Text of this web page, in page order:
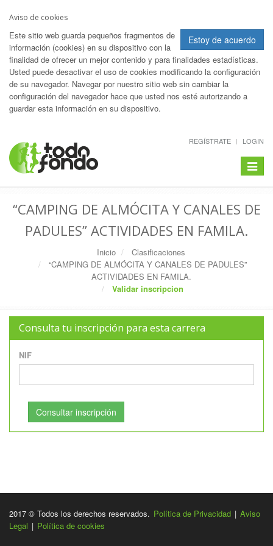
Aviso de cookies
Estoy de acuerdo
Este sitio web guarda pequeños fragmentos de
información (cookies) en su dispositivo con la
finalidad de ofrecer un mejor contenido y para finalidades estadísticas.
Usted puede desactivar el uso de cookies modificando la configuración
de su navegador. Navegar por nuestro sitio web sin cambiar la
configuración del navegador hace que usted nos esté autorizando a
guardar esta información en su dispositivo.
REGÍSTRATE LOGIN
Toggle
“CAMPING DE ALMÓCITA Y CANALES DE
PADULES” ACTIVIDADES EN FAMILA.
Inicio
Clasificaciones
“CAMPING DE ALMÓCITA Y CANALES DE PADULES”
ACTIVIDADES EN FAMILA.
Validar inscripcion
Consulta tu inscripción para esta carrera
NIF
Consultar inscripción
2017 © Todos los derechos reservados. Política de Privacidad | Aviso
Legal | Política de cookies